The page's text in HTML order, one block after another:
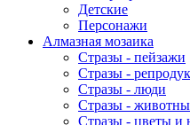
Детские
Персонажи
Алмазная мозаика
Стразы - пейзажи
Стразы -
Стразы - люди
Стразы -
Стразы - цветы и